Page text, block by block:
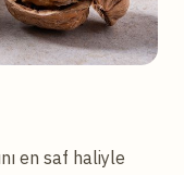
en saf haliyle